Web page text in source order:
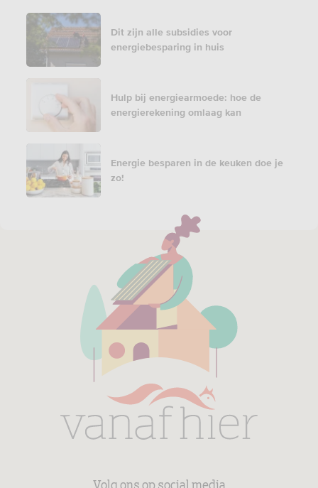
Dit zijn alle subsidies voor
energiebesparing in huis
Hulp bij energiearmoede: hoe de
energierekening omlaag kan
Energie besparen in de keuken doe je
zo!
Volg ons op social media